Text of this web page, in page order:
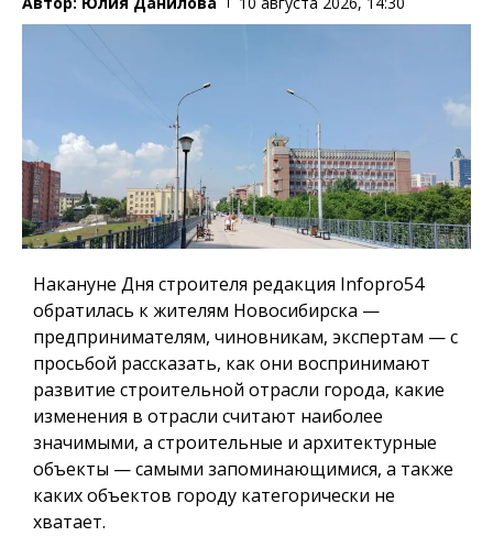
Накануне Дня строителя редакция Infopro54
обратилась к жителям Новосибирска —
предпринимателям, чиновникам, экспертам — с
просьбой рассказать, как они воспринимают
развитие строительной отрасли города, какие
изменения в отрасли считают наиболее
значимыми, а строительные и архитектурные
объекты — самыми запоминающимися, а также
каких объектов городу категорически не
хватает.